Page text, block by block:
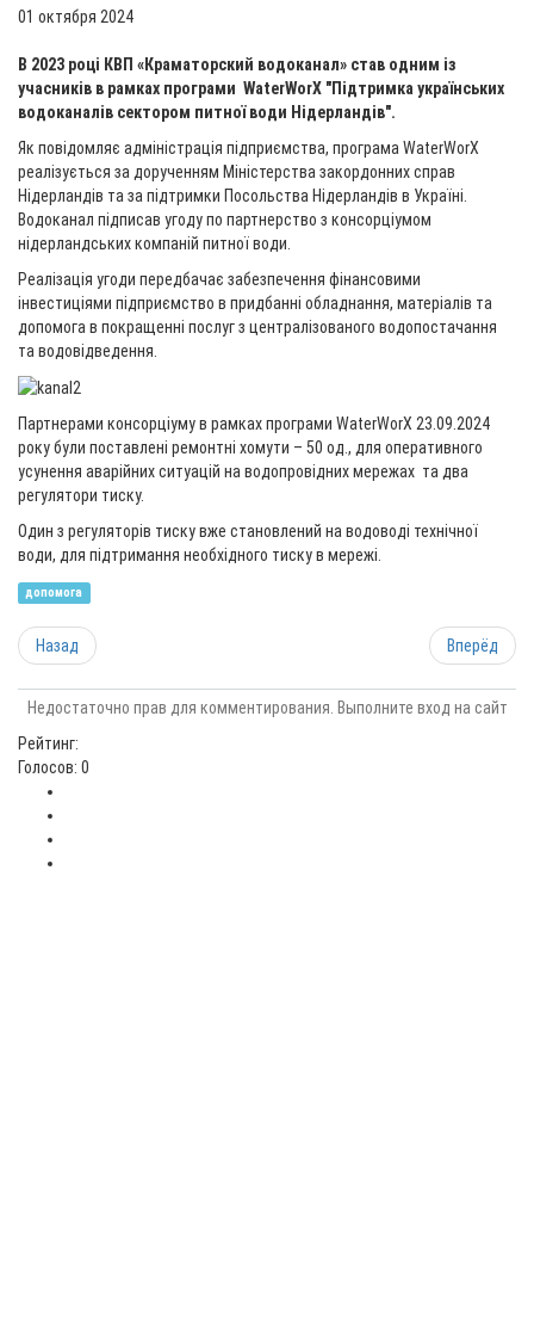
01 октября 2024
В 2023 році КВП «Краматорский водоканал» став одним із
учасників в рамках програми WaterWorX "Підтримка українських
водоканалів сектором питної води Нідерландів".
Як повідомляє адміністрація підприємства, програма WaterWorX
реалізується за дорученням Міністерства закордонних справ
Нідерландів та за підтримки Посольства Нідерландів в Україні.
Водоканал підписав угоду по партнерство з консорціумом
нідерландських компаній питної води.
Реалізація угоди передбачає забезпечення фінансовими
інвестиціями підприємство в придбанні обладнання, матеріалів та
допомога в покращенні послуг з централізованого водопостачання
та водовідведення.
Партнерами консорціуму в рамках програми WaterWorX 23.09.2024
року були поставлені ремонтні хомути – 50 од., для оперативного
усунення аварійних ситуацій на водопровідних мережах та два
регулятори тиску.
Один з регуляторів тиску вже становлений на водоводі технічної
води, для підтримання необхідного тиску в мережі.
допомога
Назад Вперёд
Недостаточно прав для комментирования. Выполните вход на сайт
Рейтинг:
Голосов: 0